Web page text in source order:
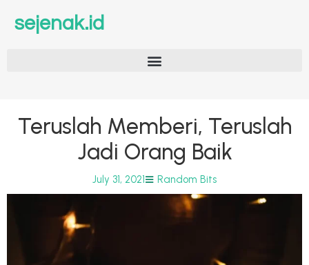
sejenak.id
Teruslah Memberi, Teruslah
Jadi Orang Baik
July 31, 2021 Random Bits